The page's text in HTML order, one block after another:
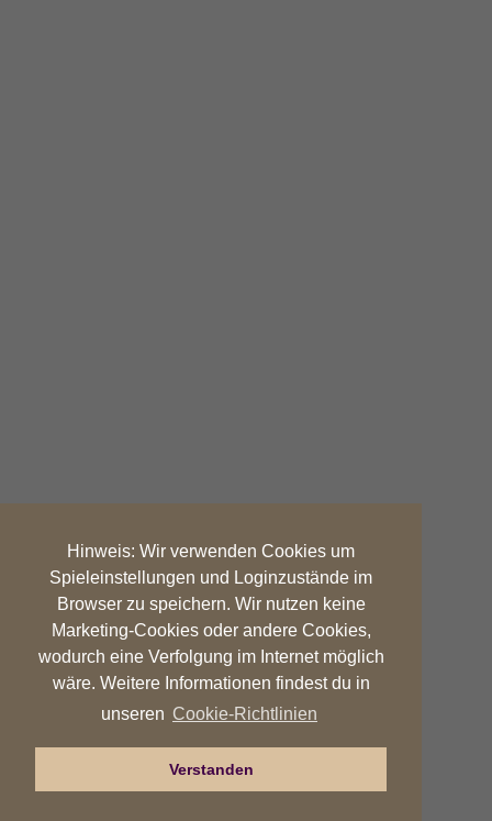
Hinweis: Wir verwenden Cookies um
Spieleinstellungen und Loginzustände im
Browser zu speichern. Wir nutzen keine
Marketing-Cookies oder andere Cookies,
wodurch eine Verfolgung im Internet möglich
wäre. Weitere Informationen findest du in
unseren Cookie-Richtlinien
Verstanden